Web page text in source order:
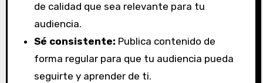
de calidad que sea relevante para tu
audiencia.
Sé consistente: Publica contenido de
forma regular para que tu audiencia pueda
seguirte y aprender de ti.